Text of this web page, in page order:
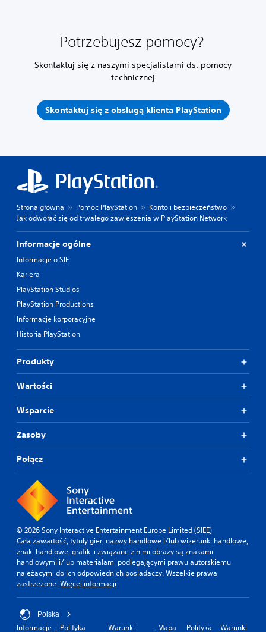
Potrzebujesz pomocy?
Skontaktuj się z naszymi specjalistami ds. pomocy
technicznej
Skontaktuj się z obsługą klienta PlayStation
Strona główna Pomoc PlayStation
Konto i bezpieczeństwo
Jak odwołać się od trwałego zawieszenia w PlayStation Network
Informacje ogólne
Informacje o SIE
Kariera
PlayStation Studios
PlayStation Productions
Informacje korporacyjne
Historia PlayStation
Produkty
Wartości
Wsparcie
Zasoby
Połącz
© 2026 Sony Interactive Entertainment Europe Limited (SIEE)
Cała zawartość, tytuły gier, nazwy handlowe i/lub wizerunki handlowe,
znaki handlowe, grafiki i związane z nimi obrazy są znakami
handlowymi i/lub materiałami podlegającymi prawu autorskiemu
należącymi do ich odpowiednich posiadaczy. Wszelkie prawa
zastrzeżone.Więcej informacji
Polska
Informacje Polityka Warunki Mapa Polityka Warunki